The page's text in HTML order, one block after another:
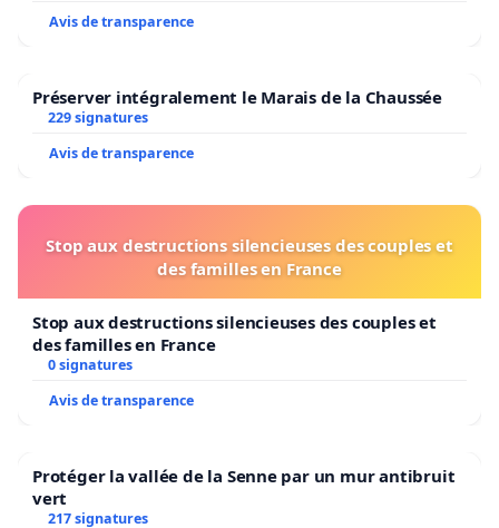
Avis de transparence
Préserver intégralement le Marais de la Chaussée
229 signatures
Avis de transparence
Stop aux destructions silencieuses des couples et
des familles en France
Stop aux destructions silencieuses des couples et
des familles en France
0 signatures
Avis de transparence
Protéger la vallée de la Senne par un mur antibruit
vert
217 signatures